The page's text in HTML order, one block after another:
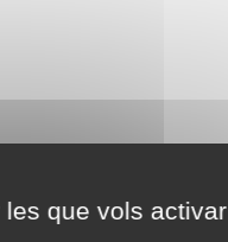
que vols activar